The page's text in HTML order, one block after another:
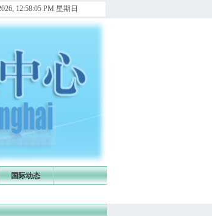
员及时将麻醉直报信息上报，否则年终青海省医政医管局将全
12:58:05 PM 星期日
国际动态